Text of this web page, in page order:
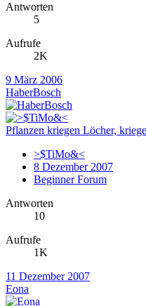
Antworten
5
Aufrufe
2K
9 März 2006
HaberBosch
Pflanzen kriegen Löcher,
>$TiMo&<
8 Dezember 2007
Beginner Forum
Antworten
10
Aufrufe
1K
11 Dezember 2007
Eona